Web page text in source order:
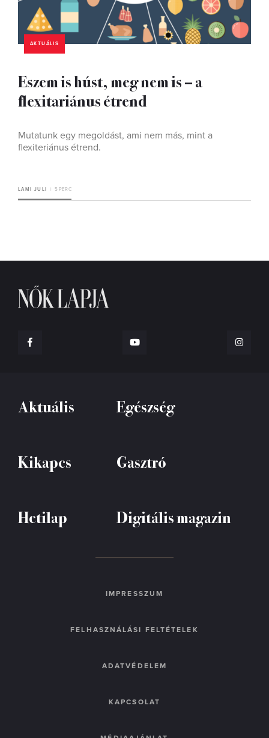
AKTUÁLIS
Eszem is húst, meg nem is – a
flexitariánus étrend
Mutatunk egy megoldást, ami nem más, mint a
flexiteriánus étrend.
LAMI JULI 5 PERC
Aktuális Egészség
Kikapcs Gasztró
Hetilap Digitális magazin
IMPRESSZUM
FELHASZNÁLÁSI FELTÉTELEK
ADATVÉDELEM
KAPCSOLAT